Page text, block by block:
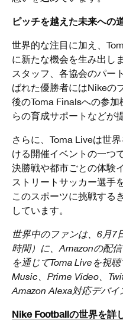
ピッチを越えた未来への
世界的な注目に加え、
に新たな機会を生み出し
スタッフ、各協会のパー
ばれた優勝者にはNikeの
後のToma Finalsへの参
らの育成サポートなどが
さらに、Toma Liveは世
ける開催イベントの一つ
決勝戦や都市ごとの体験
ストリートサッカー選手
このスポーツに挑戦する
しています。
世界中のファンは、6月7
時間）に、Amazonの配
を通じてToma Liveを視
Music、Prime Video、
Amazon Alexa対応デバイ
Nike Footballの世界を詳